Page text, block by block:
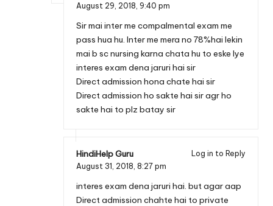
August 29, 2018, 9:40 pm
Sir mai inter me compalmental exam me
pass hua hu. Inter me mera no 78%hai lekin
mai b sc nursing karna chata hu to eske lye
interes exam dena jaruri hai sir
Direct admission hona chate hai sir
Direct admission ho sakte hai sir agr ho
sakte hai to plz batay sir
HindiHelp Guru
Log in to Reply
August 31, 2018, 8:27 pm
interes exam dena jaruri hai. but agar aap
Direct admission chahte hai to private